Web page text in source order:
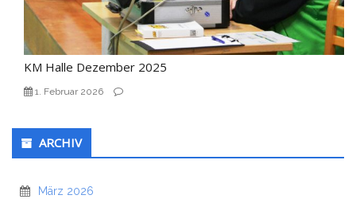
KM Halle Dezember 2025
1. Februar 2026
ARCHIV
März 2026